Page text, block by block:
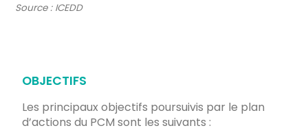
Source : ICEDD
OBJECTIFS
Les principaux objectifs poursuivis par le plan
d’actions du PCM sont les suivants :